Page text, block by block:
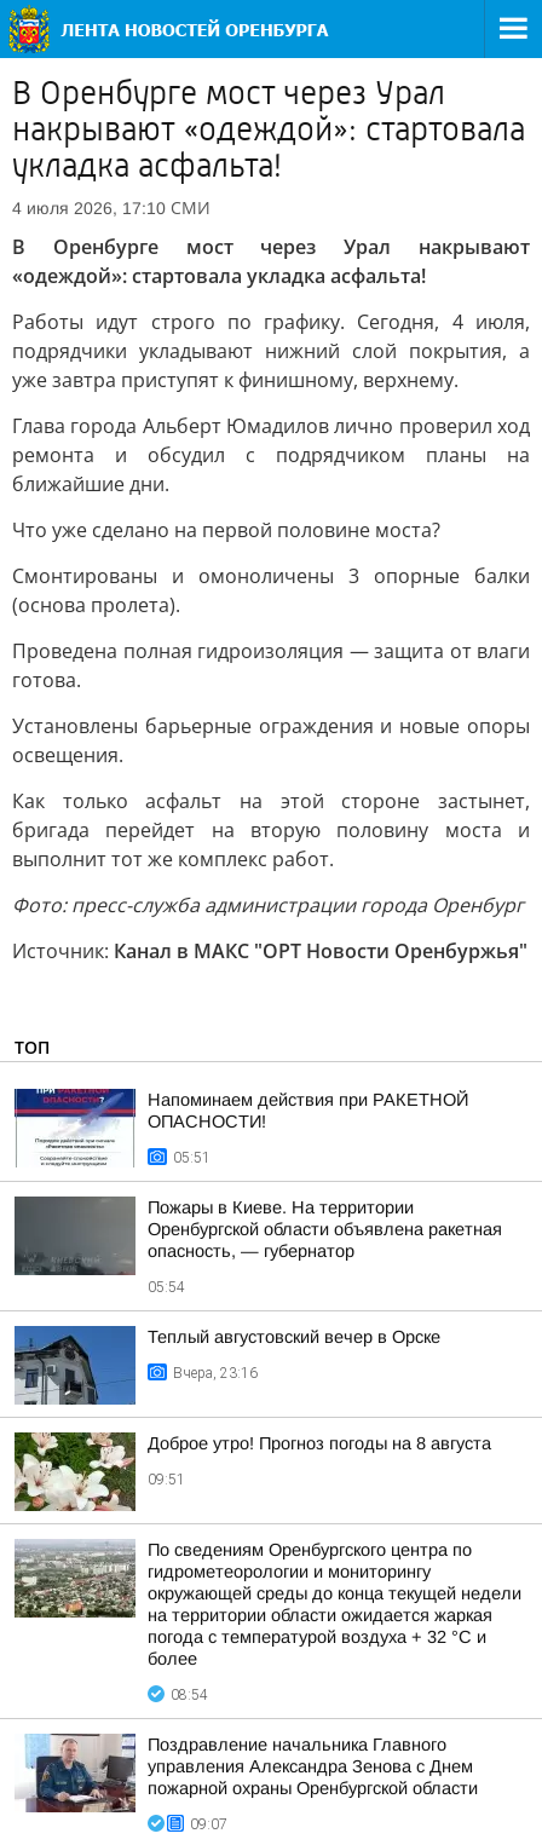
В Оренбурге мост через Урал
накрывают «одеждой»: стартовала
укладка асфальта!
4 июля 2026, 17:10 СМИ
В Оренбурге мост через Урал накрывают
«одеждой»: стартовала укладка асфальта!
Работы идут строго по графику. Сегодня, 4 июля,
подрядчики укладывают нижний слой покрытия, а
уже завтра приступят к финишному, верхнему.
Глава города Альберт Юмадилов лично проверил ход
ремонта и обсудил с подрядчиком планы на
ближайшие дни.
Что уже сделано на первой половине моста?
Смонтированы и омоноличены 3 опорные балки
(основа пролета).
Проведена полная гидроизоляция — защита от влаги
готова.
Установлены барьерные ограждения и новые опоры
освещения.
Как только асфальт на этой стороне застынет,
бригада перейдет на вторую половину моста и
выполнит тот же комплекс работ.
Фото: пресс-служба администрации города Оренбург
Источник: Канал в МАКС "ОРТ Новости Оренбуржья"
ТОП
Напоминаем действия при РАКЕТНОЙ
ОПАСНОСТИ!
05:51
Пожары в Киеве. На территории
Оренбургской области объявлена ракетная
опасность, — губернатор
05:54
Теплый августовский вечер в Орске
Вчера, 23:16
Доброе утро! Прогноз погоды на 8 августа
09:51
По сведениям Оренбургского центра по
гидрометеорологии и мониторингу
окружающей среды до конца текущей недели
на территории области ожидается жаркая
погода с температурой воздуха + 32 °C и
более
08:54
Поздравление начальника Главного
управления Александра Зенова с Днем
пожарной охраны Оренбургской области
09:07